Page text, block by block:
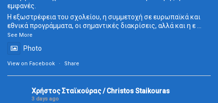
εμφανές.
Η εξωστρέφεια του σχολείου, η συμμετοχή σε ευρωπαϊκά και
εθνικά προγράμματα, οι σημαντικές διακρίσεις, αλλά και η ε...
See More
Photo
View on Facebook · Share
Χρήστος Σταϊκούρας / Christos Staikouras
3 days ago